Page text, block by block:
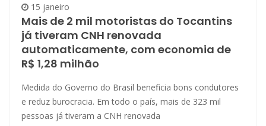
15 janeiro
Mais de 2 mil motoristas do Tocantins
já tiveram CNH renovada
automaticamente, com economia de
R$ 1,28 milhão
Medida do Governo do Brasil beneficia bons condutores
e reduz burocracia. Em todo o país, mais de 323 mil
pessoas já tiveram a CNH renovada